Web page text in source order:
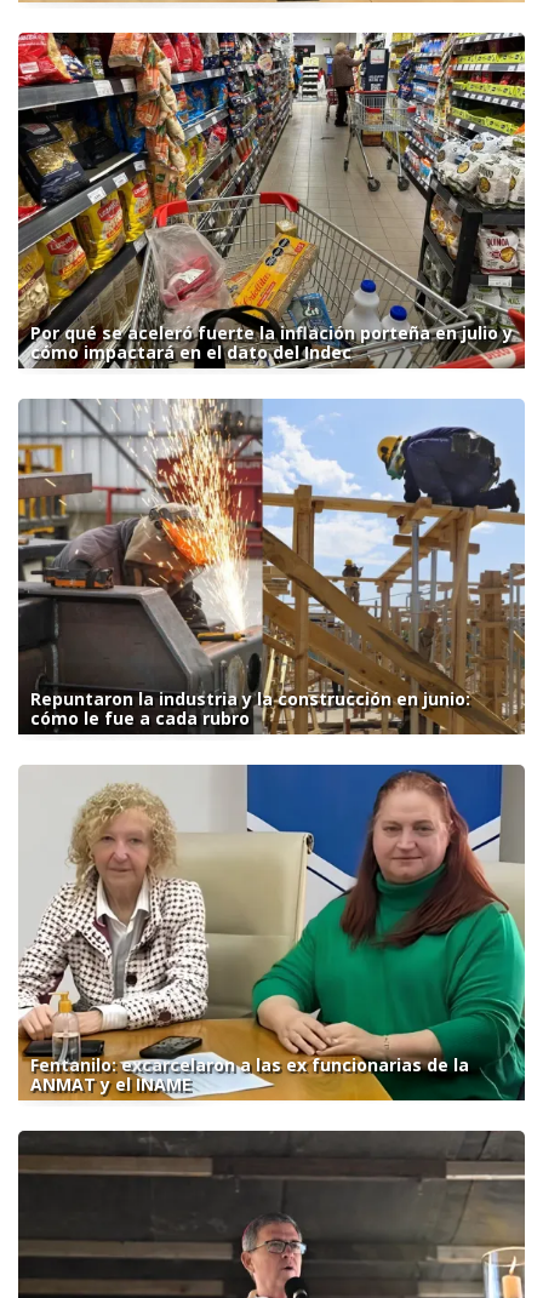
Por qué se aceleró fuerte la inflación porteña en julio y
cómo impactará en el dato del Indec
Repuntaron la industria y la construcción en junio:
cómo le fue a cada rubro
Fentanilo: excarcelaron a las ex funcionarias de la
ANMAT y el INAME